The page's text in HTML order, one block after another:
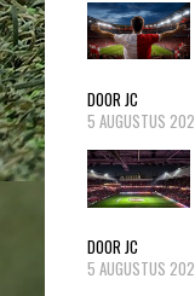
DOOR JC
5 AUGUSTUS
DOOR JC
5 AUGUSTUS